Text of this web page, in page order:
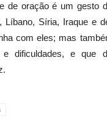
de oração é um gesto
Líbano, Síria, Iraque e
com eles; mas
dificuldades, e que